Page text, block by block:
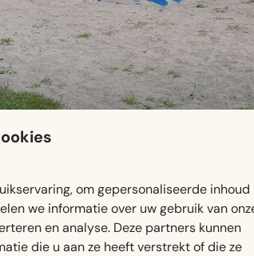
om gepersonaliseerde inhoud
we informatie over uw gebruik van
en analyse. Deze partners kunnen
die u aan ze heeft verstrekt of die ze